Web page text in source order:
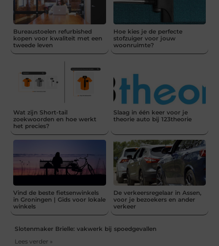
Bureaustoelen refurbished
kopen voor kwaliteit met een
tweede leven
Hoe kies je de perfecte
stofzuiger voor jouw
woonruimte?
Wat zijn Short-tail
zoekwoorden en hoe werkt
het precies?
Slaag in één keer voor je
theorie auto bij 123theorie
Vind de beste fietsenwinkels
in Groningen | Gids voor lokale
winkels
De verkeersregelaar in Assen,
voor je bezoekers en ander
verkeer
Slotenmaker Brielle: vakwerk bij spoedgevallen
Lees verder »